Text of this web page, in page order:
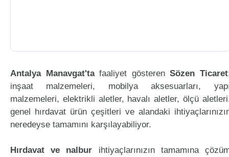
Antalya Manavgat'tafaaliyet gösterenSözen Ticaret
inşaat malzemeleri, mobilya aksesuarları,
malzemeleri, elektrikli aletler, havalı aletler, ölçü
genel hırdavat ürün çeşitleri ve alandaki
neredeyse tamamını karşılayabiliyor.
Hırdavat ve nalbur ihtiyaçlarınızın tamamına